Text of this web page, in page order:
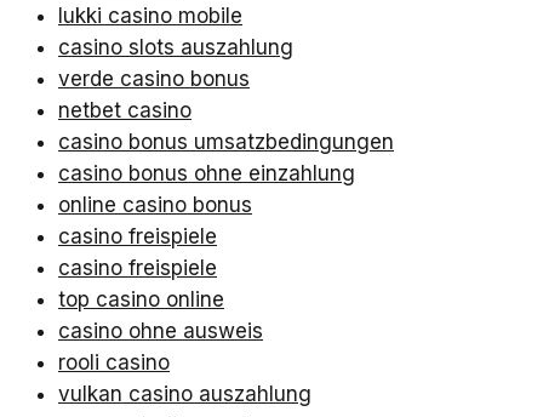
lukki casino mobile
casino slots auszahlung
verde casino bonus
netbet casino
casino bonus umsatzbedingungen
casino bonus ohne einzahlung
online casino bonus
casino freispiele
casino freispiele
top casino online
casino ohne ausweis
rooli casino
vulkan casino auszahlung